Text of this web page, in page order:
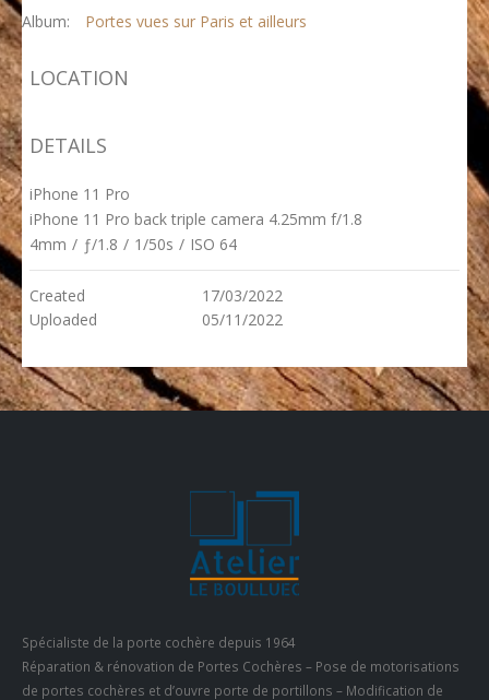
Album: Portes vues sur Paris et ailleurs
LOCATION
DETAILS
iPhone 11 Pro
iPhone 11 Pro back triple camera 4.25mm f/1.8
4mm / ƒ/1.8 / 1/50s / ISO 64
Created
17/03/2022
Uploaded
05/11/2022
Spécialiste de la porte cochère depuis 1964
Réparation & rénovation de Portes Cochères – Pose de motorisations
de portes cochères et d’ouvre porte de portillons – Modification de